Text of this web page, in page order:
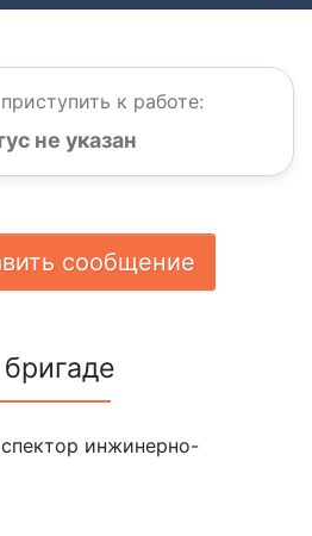
к работе:
не указан
сообщение
инжинерно-